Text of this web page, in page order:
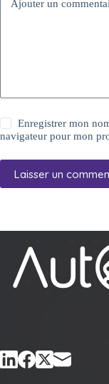
Ajouter un
Enregistrer mon
navigateur pour mon
Laisser un